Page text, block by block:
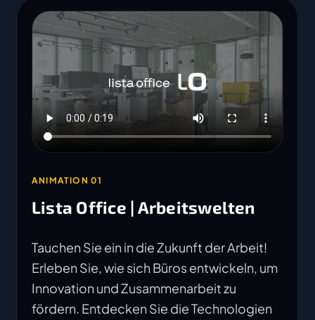
ANIMATION 01
Lista Office | Arbeitswelten
Tauchen Sie ein in die Zukunft der Arbeit!
Erleben Sie, wie sich Büros entwickeln, um
Innovation und Zusammenarbeit zu
fördern. Entdecken Sie die Technologien